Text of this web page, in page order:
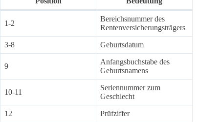
1-2
Bereichsnummer des
Rentenversicherungsträgers
3-8 Geburtsdatum
9
Anfangsbuchstabe des
Geburtsnamens
10-11
Seriennummer zum
Geschlecht
12
Prüfziffer